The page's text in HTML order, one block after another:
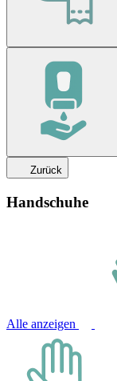
Zurück
Handschuhe
Alle anzeigen